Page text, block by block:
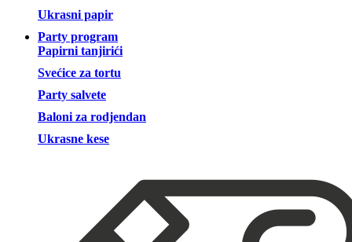
Ukrasni papir
Party program
Papirni tanjirići
Svećice za tortu
Party salvete
Baloni za rodjendan
Ukrasne kese